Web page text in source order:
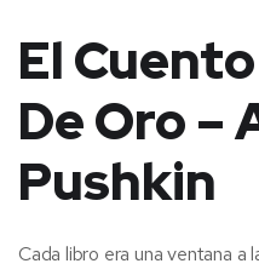
El
De Oro –
Pushkin
Cada libro era una ventana a